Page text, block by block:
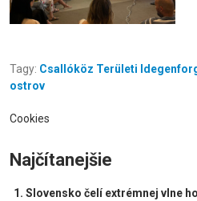
Tagy: Csallóköz Területi
ostrov
Cookies
Najčítanejšie
Slovensko čelí extrémnej vlne